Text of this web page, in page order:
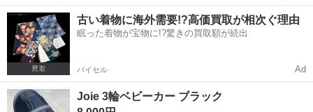
ト…
神奈川 大和市 桜ヶ丘駅 ベビー用品
古い着物に海外需要!?高価買取が相次ぐ理由
眠った着物が宝物に!?驚きの買取額が続出
バイセル Ad
Joie 3輪ベビーカー ブラック